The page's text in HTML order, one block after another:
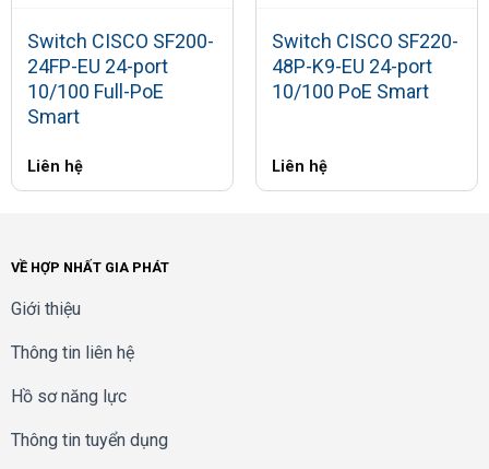
Blocking
Java, cookies, ActiveX, HTTP proxy
Content
filtering
Static URL blocking or keyword blocking
management
Username/password complexity enforcement
IP Security
SSL VPN
10 SSL VPN tunnels for remote client access
Switch CISCO SF200-
24FP-EU 24-port
10/100 Full-PoE
Smart
Liên hệ
Switch CISCO SF220-
48P-K9-EU 24-port
10/100 PoE Smart
Liên hệ
VỀ HỢP NHẤT GIA PHÁT
Giới thiệu
Thông tin liên hệ
Hồ sơ năng lực
Thông tin tuyển dụng